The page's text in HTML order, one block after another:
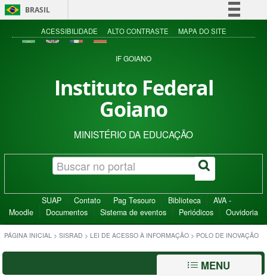
BRASIL
Simplifique!
Acesso à informação
ACESSIBILIDADE ALTO CONTRASTE MAPA DO SITE
IF GOIANO
Instituto Federal
Goiano
MINISTÉRIO DA EDUCAÇÃO
SUAP Contato Pag Tesouro Biblioteca
AVA -
Moodle
Documentos Sistema de eventos Periódicos Ouvidoria
PÁGINA INICIAL > SISRAD > LEI DE ACESSO À INFORMAÇÃO > POLO DE INOVAÇÃO
MENU